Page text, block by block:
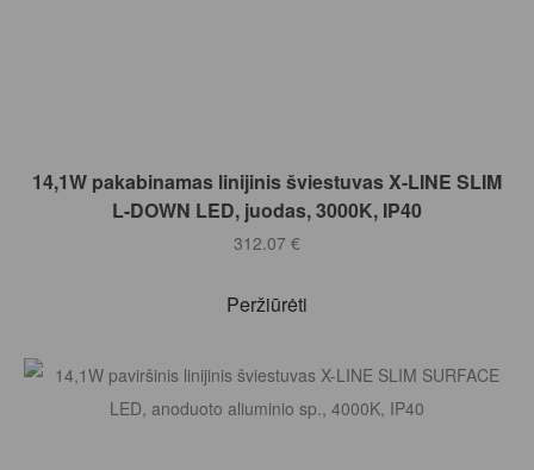
Į KREPŠELĮ
14,1W pakabinamas linijinis šviestuvas X-LINE SLIM
L-DOWN LED, juodas, 3000K, IP40
312.07 €
Peržiūrėti